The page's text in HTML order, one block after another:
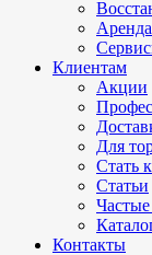
Аренда
Клиентам
Акции
Для
Стать
Статьи
Контакты